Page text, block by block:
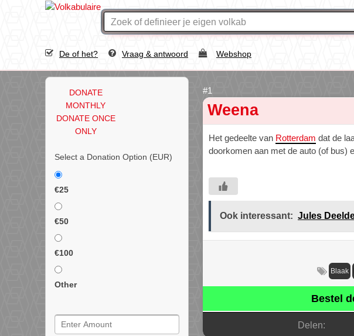
De of het? Vraag & antwoord Webshop
DONATE
MONTHLY
DONATE ONCE
ONLY
Select a Donation Option (EUR)
€25
€50
€100
Other
Weena
Het gedeelte van Rotterdam dat de
doorkomen aan met de auto (of bus)
Ook interessant: Jules
Blaak
Bestel
Delen: